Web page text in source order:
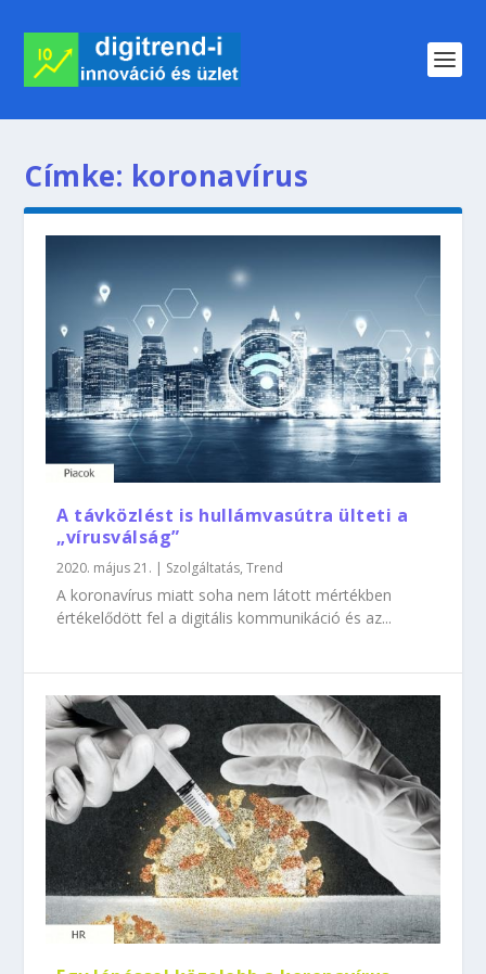
Címke: koronavírus
A távközlést is hullámvasútra ülteti a
„vírusválság”
2020. május 21. | Szolgáltatás,Trend
A koronavírus miatt soha nem látott mértékben
értékelődött fel a digitális kommunikáció és az...